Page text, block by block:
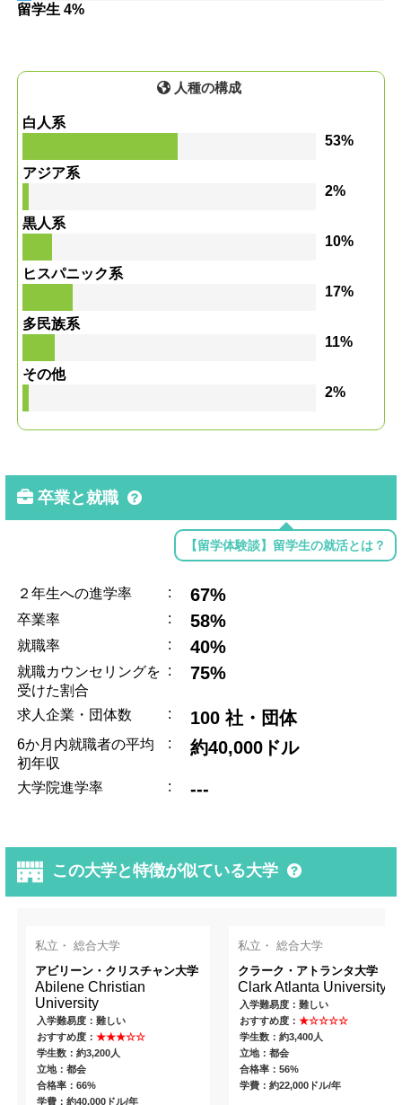
留学生 4%
人種の構成
白人系
53%
アジア系
2%
黒人系
10%
ヒスパニック系
17%
多民族系
11%
その他
2%
卒業と就職
【留学体験談】留学生の就活とは？
２年生への進学率 : 67%
卒業率 : 58%
就職率 : 40%
就職カウンセリングを
受けた割合
: 75%
求人企業・団体数 : 100 社・団体
6か月内就職者の平均
初年収
: 約40,000ドル
大学院進学率 : ---
この大学と特徴が似ている大学
私立・ 総合大学
アビリーン・クリスチャン大学
Abilene Christian
University
入学難易度：難しい
おすすめ度：★★★☆☆
学生数：約3,200人
立地：都会
合格率：66%
学費：約40,000ドル/年
私立・ 総合大学
クラーク・アトランタ大学
Clark Atlanta University
入学難易度：難しい
おすすめ度： ★☆☆☆☆
学生数：約3,400人
立地：都会
合格率：56%
学費：約22,000ドル/年